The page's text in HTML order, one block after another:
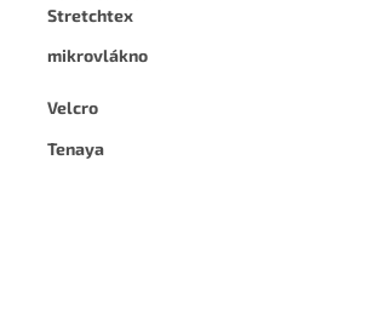
Stretchtex
mikrovlákno
Velcro
Tenaya